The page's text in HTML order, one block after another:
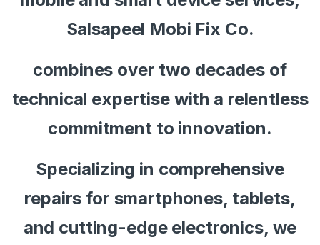
Salsapeel Mobi Fix Co.
combines over two decades of
technical expertise with a relentless
commitment to innovation.
Specializing in comprehensive
repairs for smartphones, tablets,
and cutting-edge electronics, we